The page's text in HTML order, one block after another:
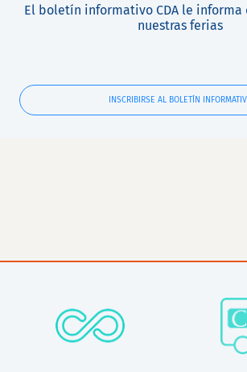
El boletín informativo CDA le informa
nuestras ferias
INSCRIBIRSE AL BOLETÍN